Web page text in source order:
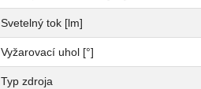
Svetelný tok [lm]
Vyžarovací uhol [°]
Typ zdroja